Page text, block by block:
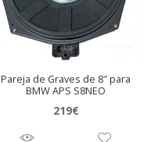
Pareja de Graves de 8″ para
BMW APS S8NEO
219€